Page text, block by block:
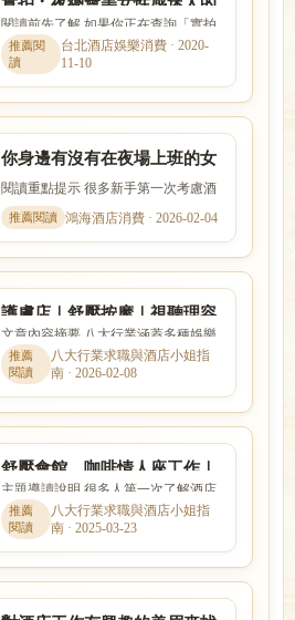
一面你見過嗎？你能打幾分！
閱讀前先了解 如果你正在查詢「實拍
︰夜總會美女性感迷人的一面你見過
嗎？你能打幾分！」，本篇...
台北酒店娛樂消費 · 2020-
11-10
你身邊有沒有在夜場上班的女
孩？網友︰我倆都要結婚了
閱讀重點提示 很多新手第一次考慮酒
店工作時，會同時擔心工作內容、安
全性、收入、上班時間與是...
鴻海酒店消費 · 2026-02-04
護膚店｜舒壓按摩｜視聽理容
KTV — 三合一頂級會館
文章內容摘要 八大行業涵蓋多種娛樂
服務與工作型態，實際內容、收入模
式與風險程度差異很大。本...
八大行業求職與酒店小姐指
南 · 2026-02-08
舒壓會館、咖啡情人座工作｜
八大免喝酒兼差與現領薪資解
析
主題導讀說明 很多人第一次了解酒店
工作時，最在意的就是收入怎麼計
算、是否可以日領現領，以及...
八大行業求職與酒店小姐指
南 · 2025-03-23